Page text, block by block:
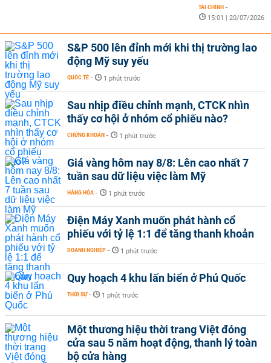
TÀI CHÍNH -
15:01 | 20/07/2026
S&P 500 lên đỉnh mới khi thị trường lao
động Mỹ suy yếu
QUỐC TẾ - 1 phút trước
Sau nhịp điều chỉnh mạnh, CTCK nhìn
thấy cơ hội ở nhóm cổ phiếu nào?
CHỨNG KHOÁN - 1 phút trước
Giá vàng hôm nay 8/8: Lên cao nhất 7
tuần sau dữ liệu việc làm Mỹ
HÀNG HÓA - 1 phút trước
Điện Máy Xanh muốn phát hành cổ
phiếu với tỷ lệ 1:1 để tăng thanh khoản
DOANH NGHIỆP - 1 phút trước
Quy hoạch 4 khu lấn biển ở Phú Quốc
THỜI SỰ - 1 phút trước
Một thương hiệu thời trang Việt đóng
cửa sau 5 năm hoạt động, thanh lý toàn
bộ cửa hàng